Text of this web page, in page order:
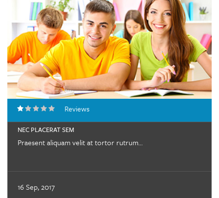
Reviews
NEC PLACERAT SEM
Praesent aliquam velit at tortor rutrum...
16 Sep, 2017